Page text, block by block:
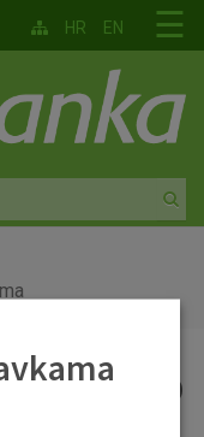
☰
HR EN
o